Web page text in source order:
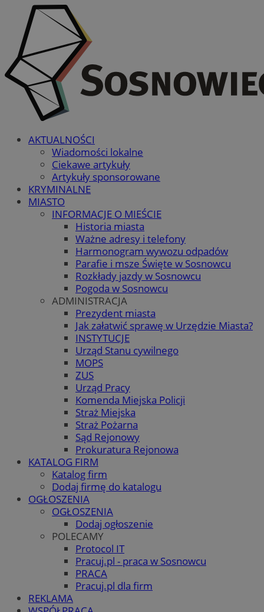
AKTUALNOŚCI
Wiadomości lokalne
Ciekawe artykuły
Artykuły sponsorowane
KRYMINALNE
MIASTO
INFORMACJE O MIEŚCIE
Historia miasta
Ważne adresy i telefony
Harmonogram wywozu odpadów
Parafie i msze Święte w Sosnowcu
Rozkłady jazdy w Sosnowcu
Pogoda w Sosnowcu
ADMINISTRACJA
Prezydent miasta
Jak załatwić sprawę w Urzędzie Miasta?
INSTYTUCJE
Urząd Stanu cywilnego
MOPS
ZUS
Urząd Pracy
Komenda Miejska Policji
Straż Miejska
Straż Pożarna
Sąd Rejonowy
Prokuratura Rejonowa
KATALOG FIRM
Katalog firm
Dodaj firmę do katalogu
OGŁOSZENIA
OGŁOSZENIA
Dodaj ogłoszenie
POLECAMY
Protocol IT
Pracuj.pl - praca w Sosnowcu
PRACA
Pracuj.pl dla firm
REKLAMA